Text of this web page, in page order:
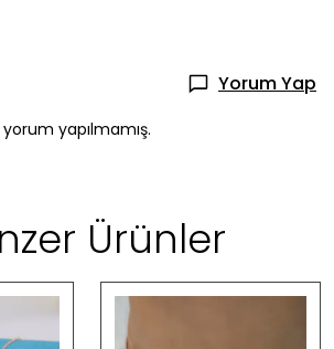
Yorum Yap
yapılmamış.
Ürünler